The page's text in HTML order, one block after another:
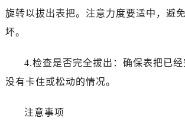
旋转以拔出表把。注意力度要适中，避
坏。
4.检查是否完全拔出：确保表把已经
没有卡住或松动的情况。
注意事项